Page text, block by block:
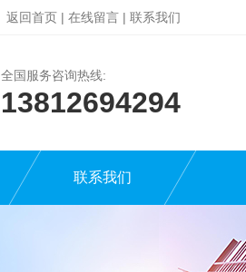
返回首页 | 在线留言 | 联系我们
全国服务咨询热线:
13812694294
联系我们